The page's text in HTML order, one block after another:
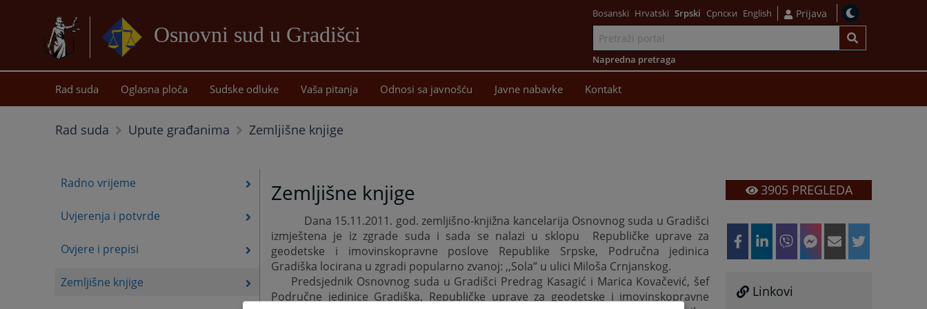
Osnovni sud u Gradišci
sadržaj
Bosanski Hrvatski Srpski Српски English Prijava
Napredna pretraga
Rad suda Oglasna ploča Sudske odluke Vaša pitanja Odnosi sa javnošću Javne nabavke Kontakt
Rad suda Upute građanima Zemljišne knjige
Radno vrijeme
Uvjerenja i potvrde
Ovjere i prepisi
Zemljišne knjige
Zemljišne knjige
Dana 15.11.2011. god. zemljišno-knjižna kancelarija Osnovnog suda u Gradišci
izmještena je iz zgrade suda i sada se nalazi u sklopu
Republičke uprave za
geodetske i imovinskopravne poslove Republike Srpske, Područna jedinica
Gradiška locirana u zgradi popularno zvanoj: ,,Sola” u ulici Miloša Crnjanskog.
Predsjednik Osnovnog suda u Gradišci Predrag Kasagić i Marica Kovačević, šef
Područne jedinice Gradiška, Republičke uprave za geodetske i imovinskopravne
3905PREGLEDA
Linkovi